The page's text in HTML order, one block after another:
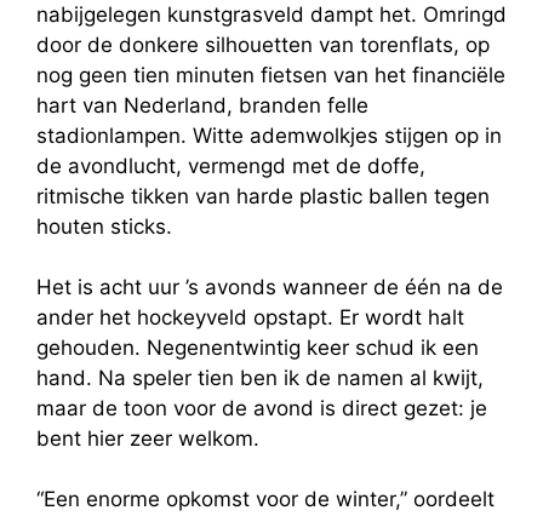
nabijgelegen kunstgrasveld dampt het. Omringd
door de donkere silhouetten van torenflats, op
nog geen tien minuten fietsen van het financiële
hart van Nederland, branden felle
stadionlampen. Witte ademwolkjes stijgen op in
de avondlucht, vermengd met de doffe,
ritmische tikken van harde plastic ballen tegen
houten sticks.
Het is acht uur ’s avonds wanneer de één na de
ander het hockeyveld opstapt. Er wordt halt
gehouden. Negenentwintig keer schud ik een
hand. Na speler tien ben ik de namen al kwijt,
maar de toon voor de avond is direct gezet: je
bent hier zeer welkom.
“Een enorme opkomst voor de winter,” oordeelt